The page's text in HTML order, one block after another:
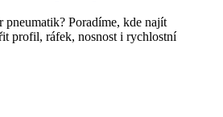
pneumatik? Poradíme, kde najít
profil, ráfek, nosnost i rychlostní